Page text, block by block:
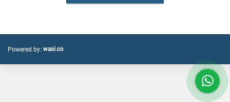
Powered by: wasi.co